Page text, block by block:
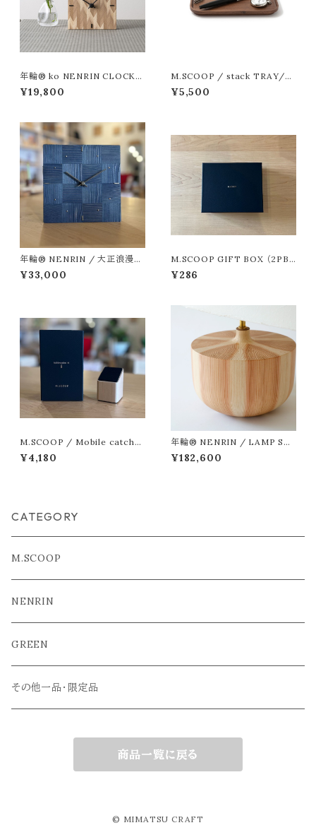
年輪® ko NENRIN CLOCK
矢絣 （武運長久、立身出世・・）
¥19,800
M.SCOOP / stack TRAY/21
0-145
¥5,500
年輪® NENRIN / 大正浪漫
年輪時計 市松 / 中藍 （藍染
め）
¥33,000
M.SCOOP GIFT BOX （2PB
OX）
¥286
M.SCOOP / Mobile catche
r: N
¥4,180
年輪® NENRIN / LAMP SH
ADE
¥182,600
CATEGORY
M.SCOOP
NENRIN
GREEN
その他一品・限定品
商品一覧に戻る
© MIMATSU CRAFT